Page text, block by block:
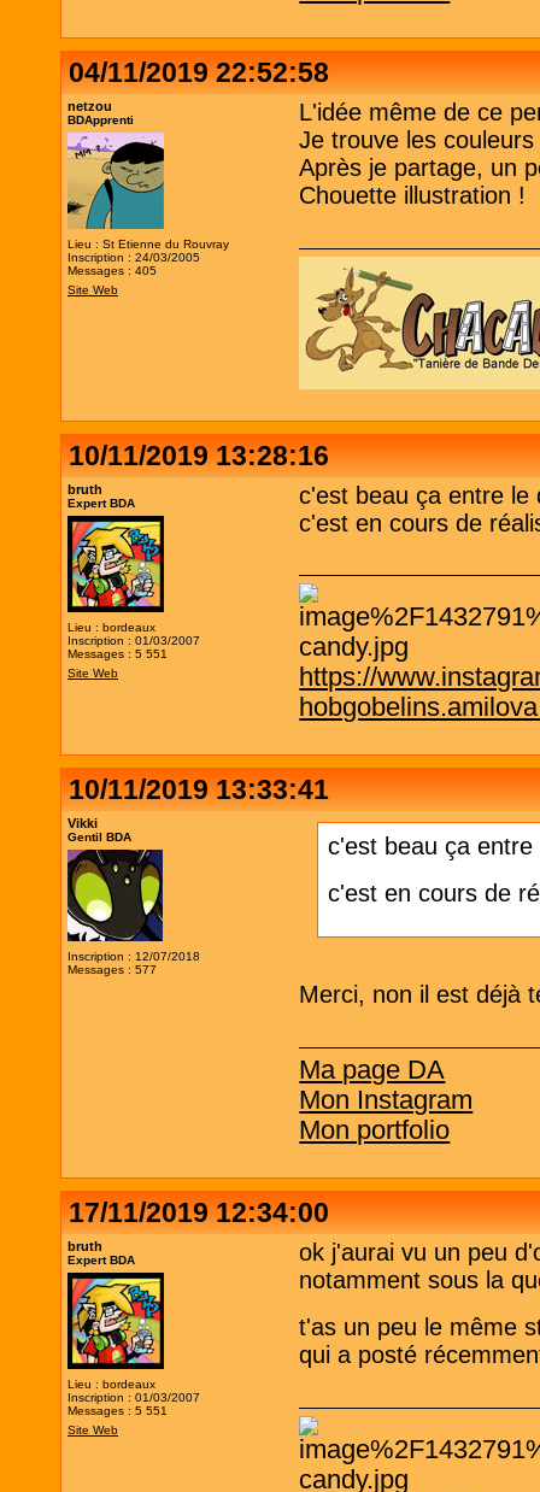
04/11/2019 22:52:58
netzou
BDApprenti
Lieu : St Etienne du Rouvray
Inscription : 24/03/2005
Messages : 405
Site Web
L'idée même de ce
Je trouve les
Après je partage, un
Chouette illustration !
10/11/2019 13:28:16
bruth
Expert BDA
Lieu : bordeaux
Inscription : 01/03/2007
Messages : 5 551
Site Web
c'est beau ça entre le
c'est en cours de
https://
10/11/2019 13:33:41
Vikki
Gentil BDA
Inscription : 12/07/2018
Messages : 577
c'est beau ça
c'est en cours de
Merci, non il est déjà
Ma page DA
Mon Instagram
Mon portfolio
17/11/2019 12:34:00
bruth
Expert BDA
Lieu : bordeaux
Inscription : 01/03/2007
Messages : 5 551
Site Web
ok j'aurai vu un peu
notamment sous la
t'as un peu le même
qui a posté